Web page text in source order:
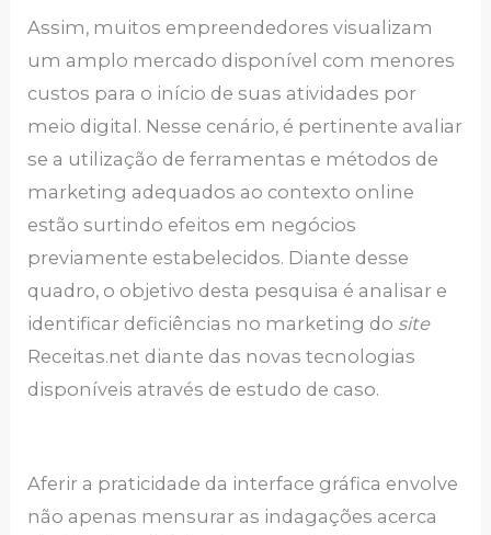
Assim, muitos empreendedores visualizam
um amplo mercado disponível com menores
custos para o início de suas atividades por
meio digital. Nesse cenário, é pertinente avaliar
se a utilização de ferramentas e métodos de
marketing adequados ao contexto online
estão surtindo efeitos em negócios
previamente estabelecidos. Diante desse
quadro, o objetivo desta pesquisa é analisar e
identificar deficiências no marketing do site
Receitas.net diante das novas tecnologias
disponíveis através de estudo de caso.
Aferir a praticidade da interface gráfica envolve
não apenas mensurar as indagações acerca